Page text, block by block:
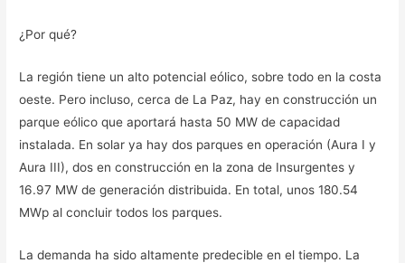
¿Por qué?
La región tiene un alto potencial eólico, sobre todo en la costa
oeste. Pero incluso, cerca de La Paz, hay en construcción un
parque eólico que aportará hasta 50 MW de capacidad
instalada. En solar ya hay dos parques en operación (Aura I y
Aura III), dos en construcción en la zona de Insurgentes y
16.97 MW de generación distribuida. En total, unos 180.54
MWp al concluir todos los parques.
La demanda ha sido altamente predecible en el tiempo. La